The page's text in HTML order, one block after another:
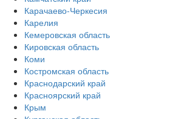
Карачаево-Черкесия
Карелия
Кемеровская область
Кировская область
Коми
Костромская область
Краснодарский край
Красноярский край
Крым